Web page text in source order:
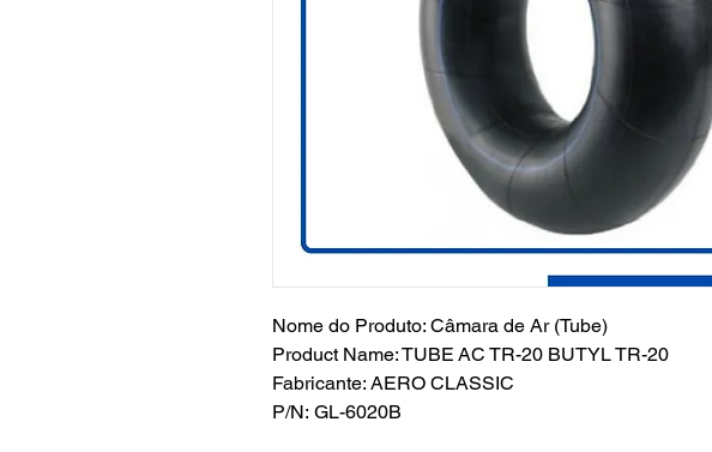
Nome do Produto: Câmara de Ar (Tube)
Product Name: TUBE AC TR-20 BUTYL TR-20
Fabricante: AERO CLASSIC
P/N: GL-6020B